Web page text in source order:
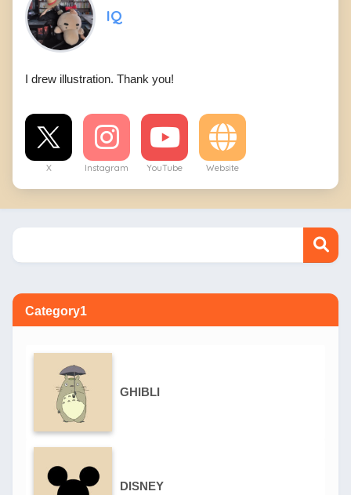
IQ
I drew illustration. Thank you!
X Instagram YouTube Website
Category1
GHIBLI
DISNEY